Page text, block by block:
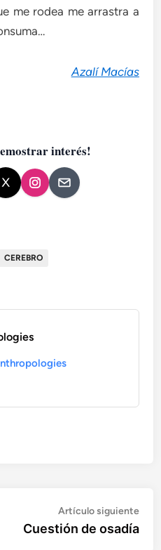
me rodea me arrastra a
Azalí Macías
interés!
CEREBRO
Artículo siguiente
Cuestión de osadía